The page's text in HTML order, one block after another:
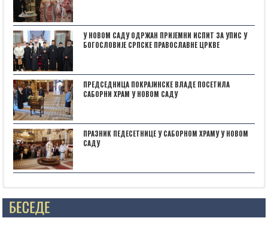
У НОВОМ САДУ ОДРЖАН ПРИЈЕМНИ ИСПИТ ЗА УПИС У
БОГОСЛОВИЈЕ СРПСКЕ ПРАВОСЛАВНЕ ЦРКВЕ
ПРЕДСЕДНИЦА ПОКРАЈИНСКЕ ВЛАДЕ ПОСЕТИЛА
САБОРНИ ХРАМ У НОВОМ САДУ
ПРАЗНИК ПЕДЕСЕТНИЦЕ У САБОРНОМ ХРАМУ У НОВОМ
САДУ
Posts not found